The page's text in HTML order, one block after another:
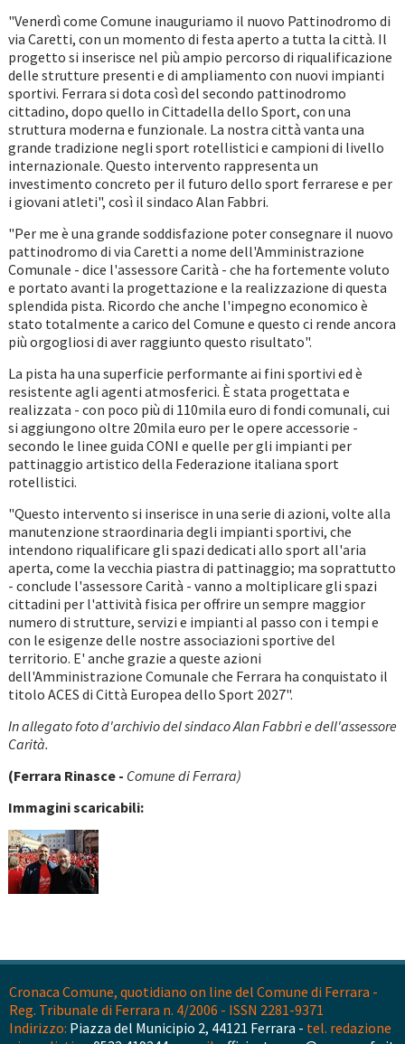
"Venerdì come Comune inauguriamo il nuovo Pattinodromo di
via Caretti, con un momento di festa aperto a tutta la città. Il
progetto si inserisce nel più ampio percorso di riqualificazione
delle strutture presenti e di ampliamento con nuovi impianti
sportivi. Ferrara si dota così del secondo pattinodromo
cittadino, dopo quello in Cittadella dello Sport, con una
struttura moderna e funzionale. La nostra città vanta una
grande tradizione negli sport rotellistici e campioni di livello
internazionale. Questo intervento rappresenta un
investimento concreto per il futuro dello sport ferrarese e per
i giovani atleti", così il sindaco Alan Fabbri.
"Per me è una grande soddisfazione poter consegnare il nuovo
pattinodromo di via Caretti a nome dell'Amministrazione
Comunale - dice l'assessore Carità - che ha fortemente voluto
e portato avanti la progettazione e la realizzazione di questa
splendida pista. Ricordo che anche l'impegno economico è
stato totalmente a carico del Comune e questo ci rende ancora
più orgogliosi di aver raggiunto questo risultato".
La pista ha una superficie performante ai fini sportivi ed è
resistente agli agenti atmosferici. È stata progettata e
realizzata - con poco più di 110mila euro di fondi comunali, cui
si aggiungono oltre 20mila euro per le opere accessorie -
secondo le linee guida CONI e quelle per gli impianti per
pattinaggio artistico della Federazione italiana sport
rotellistici.
"Questo intervento si inserisce in una serie di azioni, volte alla
manutenzione straordinaria degli impianti sportivi, che
intendono riqualificare gli spazi dedicati allo sport all'aria
aperta, come la vecchia piastra di pattinaggio; ma soprattutto
- conclude l'assessore Carità - vanno a moltiplicare gli spazi
cittadini per l'attività fisica per offrire un sempre maggior
numero di strutture, servizi e impianti al passo con i tempi e
con le esigenze delle nostre associazioni sportive del
territorio. E' anche grazie a queste azioni
dell'Amministrazione Comunale che Ferrara ha conquistato il
titolo ACES di Città Europea dello Sport 2027".
In allegato foto d'archivio del sindaco Alan Fabbri e dell'assessore
Carità.
(Ferrara Rinasce - Comune di Ferrara)
Immagini scaricabili:
Cronaca Comune, quotidiano on line del Comune di Ferrara -
Reg. Tribunale di Ferrara n. 4/2006 - ISSN 2281-9371
Indirizzo: Piazza del Municipio 2, 44121 Ferrara - tel. redazione